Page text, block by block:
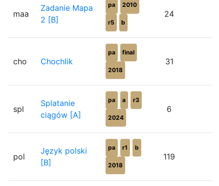
maa
Zadanie Mapa
2 [B]
pa 2010
r5 b
24
cho Chochlik
pa final
2018
31
spl
Splatanie
ciągów [A]
pa a r3
2024
6
pol
Język polski
[B]
pa r1 b
2018
119